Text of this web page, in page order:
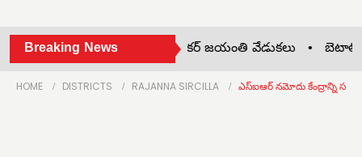
Breaking News
ఖానాపూర్‌లో ప్రొఫెసర్ జయశంకర్ జయంతి వేడుకలు •
HOME DISTRICTS RAJANNA SIRCILLA ఎస్‌ఐఆర్ నమోదు కేంద్రాన్ని